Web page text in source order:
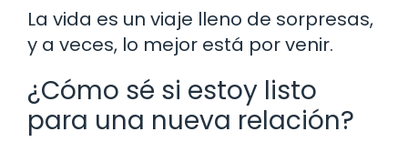
La vida es un viaje lleno de sorpresas,
y a veces, lo mejor está por venir.
¿Cómo sé si estoy listo
para una nueva relación?